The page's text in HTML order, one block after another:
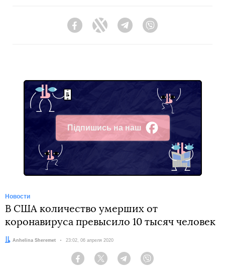
FacebookTwitter Telegram
Підпишись на наш
Facebook
Новости
В США количество умерших от
коронавируса превысило 10 тысяч человек
Автор:
Anhelina Sheremet Дата:
23:02, 06 апреля 2020
Facebook Twitter Telegram